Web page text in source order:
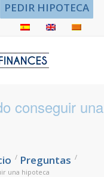
PEDIR HIPOTECA
conseguir una
/ Preguntas /
una hipoteca